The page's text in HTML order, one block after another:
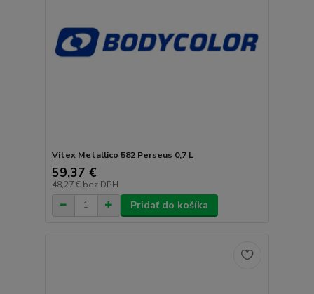
Vitex Metallico 582 Perseus 0,7 L
59,37 €
48,27 € bez DPH
Pridať do košíka